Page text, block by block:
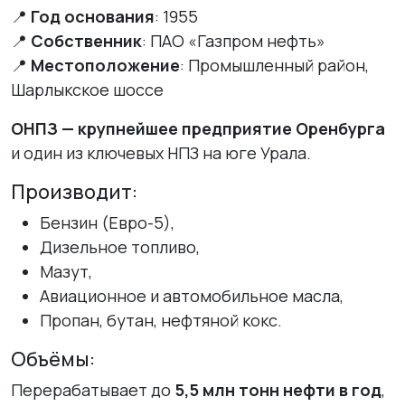
📍 Год основания: 1955
📍 Собственник: ПАО «Газпром нефть»
📍 Местоположение: Промышленный район,
Шарлыкское шоссе
ОНПЗ — крупнейшее предприятие Оренбурга
и один из ключевых НПЗ на юге Урала.
Производит:
Бензин (Евро-5),
Дизельное топливо,
Мазут,
Авиационное и автомобильное масла,
Пропан, бутан, нефтяной кокс.
Объёмы:
Перерабатывает до 5,5 млн тонн нефти в год,